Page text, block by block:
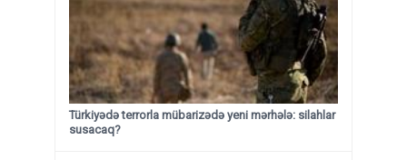
Türkiyədə terrorla mübarizədə yeni mərhələ: silahlar
susacaq?